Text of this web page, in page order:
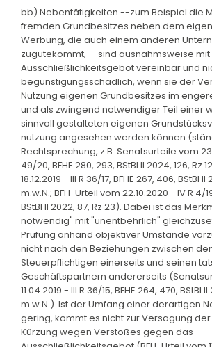
bb) Nebentätigkeiten --zum Beispiel die
fremden Grundbesitzes neben dem
Werbung, die auch einem anderen
zugutekommt,-- sind ausnahmsweise
Ausschließlichkeitsgebot vereinbar und
begünstigungsschädlich, wenn sie der
Nutzung eigenen Grundbesitzes im
und als zwingend notwendiger Teil einer
sinnvoll gestalteten eigenen
nutzung angesehen werden können
Rechtsprechung, z.B. Senatsurteile vom
49/20, BFHE 280, 293, BStBl II 2024, 126, Rz
18.12.2019 - III R 36/17, BFHE 267, 406, BStBl
m.w.N.; BFH-Urteil vom 22.10.2020 - IV R 4/
BStBl II 2022, 87, Rz 23). Dabei ist das
notwendig" mit "unentbehrlich"
Prüfung anhand objektiver Umstände
nicht nach den Beziehungen zwischen
Steuerpflichtigen einerseits und seinen
Geschäftspartnern andererseits
11.04.2019 - III R 36/15, BFHE 264, 470, BStBl II
m.w.N.). Ist der Umfang einer derartigen
gering, kommt es nicht zur Versagung
Kürzung wegen Verstoßes gegen das